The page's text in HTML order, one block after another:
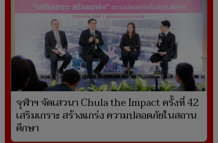
จุฬาฯ จัดเสวนา Chula the Impact ครั้งที่ 42
เสริมเกราะ สร้างแกร่ง ความปลอดภัยในสถาน
ศึกษา